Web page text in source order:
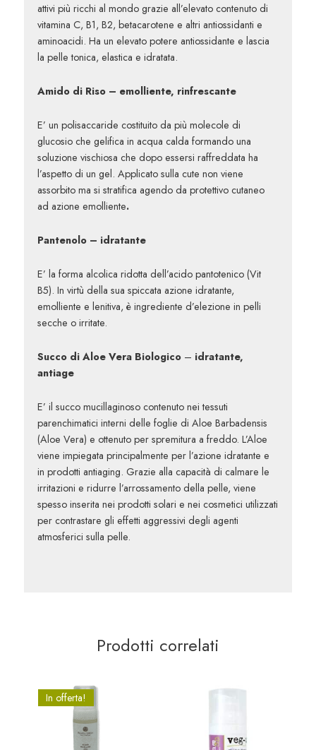
attivi più ricchi al mondo grazie all’elevato contenuto di
vitamina C, B1, B2, betacarotene e altri antiossidanti e
aminoacidi. Ha un elevato potere antiossidante e lascia
la pelle tonica, elastica e idratata.
Amido di Riso – emolliente, rinfrescante
E’ un polisaccaride costituito da più molecole di
glucosio che gelifica in acqua calda formando una
soluzione vischiosa che dopo essersi raffreddata ha
l’aspetto di un gel. Applicato sulla cute non viene
assorbito ma si stratifica agendo da protettivo cutaneo
ad azione emolliente.
Pantenolo – idratante
E’ la forma alcolica ridotta dell’acido pantotenico (Vit
B5). In virtù della sua spiccata azione idratante,
emolliente e lenitiva, è ingrediente d’elezione in pelli
secche o irritate.
Succo di Aloe Vera Biologico – idratante,
antiage
E’ il succo mucillaginoso contenuto nei tessuti
parenchimatici interni delle foglie di Aloe Barbadensis
(Aloe Vera) e ottenuto per spremitura a freddo. L’Aloe
viene impiegata principalmente per l’azione idratante e
in prodotti antiaging. Grazie alla capacità di calmare le
irritazioni e ridurre l’arrossamento della pelle, viene
spesso inserita nei prodotti solari e nei cosmetici utilizzati
per contrastare gli effetti aggressivi degli agenti
atmosferici sulla pelle.
Prodotti correlati
In offerta!